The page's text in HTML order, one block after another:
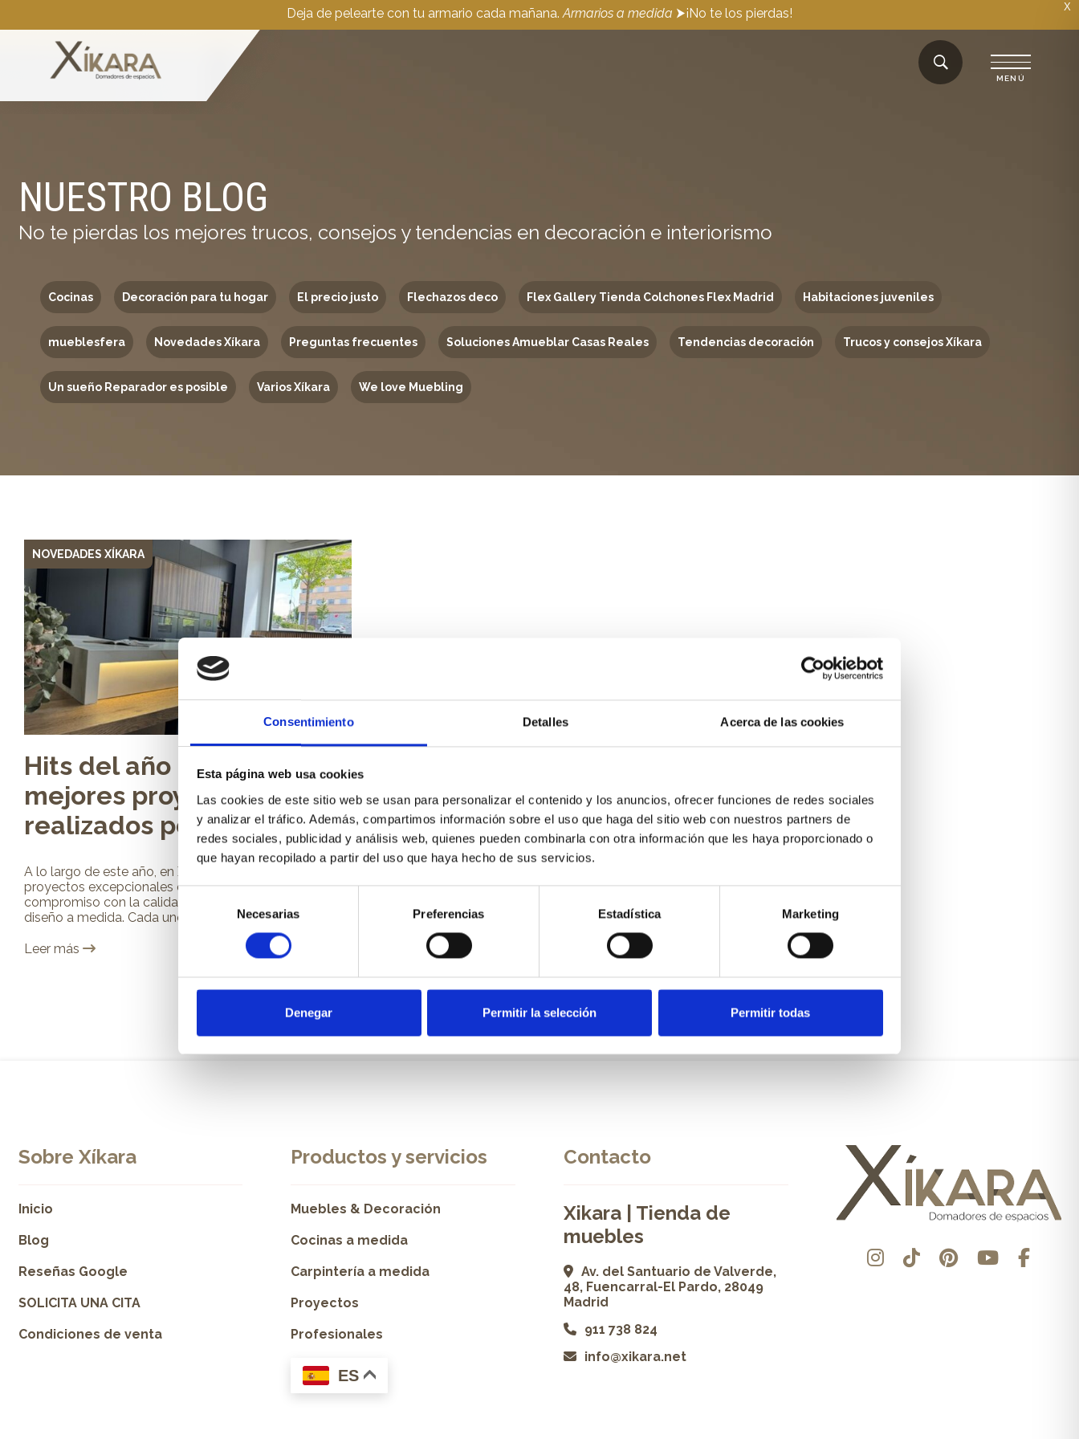
Consentimiento Detalles Acerca de las cookies
Esta página web usa cookies
Las cookies de este sitio web se usan para personalizar el contenido y los anuncios, ofrecer funciones de redes sociales
y analizar el tráfico. Además, compartimos información sobre el uso que haga del sitio web con nuestros partners de
redes sociales, publicidad y análisis web, quienes pueden combinarla con otra información que les haya proporcionado o
que hayan recopilado a partir del uso que haya hecho de sus servicios.
Selección
de
consentimiento
Necesarias Preferencias Estadística Marketing
Denegar Permitir la selección Permitir todas
X
Deja de pelearte con tu armario cada mañana. Armarios a medida ⮞¡No te los pierdas!
NUESTRO BLOG
No te pierdas los mejores trucos, consejos y tendencias en decoración e interiorismo
Cocinas Decoración para tu hogar El precio justo Flechazos deco Flex Gallery Tienda Colchones Flex Madrid Habitaciones juveniles
mueblesfera Novedades Xíkara Preguntas frecuentes Soluciones Amueblar Casas Reales Tendencias decoración Trucos y consejos Xíkara
Un sueño Reparador es posible Varios Xíkara We love Muebling
NOVEDADES XÍKARA
Hits del año 2024: los
mejores proyectos
realizados por Xikara
A lo largo de este año, en Xíkara hemos trabajado en
proyectos excepcionales que reflejan nuestro
compromiso con la calidad, la personalización y el
diseño a medida. Cada uno de ellos ha sido...
Leer más
Sobre Xíkara
Inicio
Blog
Reseñas Google
SOLICITA UNA CITA
Condiciones de venta
Productos y servicios
Muebles & Decoración
Cocinas a medida
Carpintería a medida
Proyectos
Profesionales
ES
Contacto
Xikara | Tienda de
muebles
Av. del Santuario de Valverde,
48, Fuencarral-El Pardo, 28049
Madrid
911 738 824
info@xikara.net